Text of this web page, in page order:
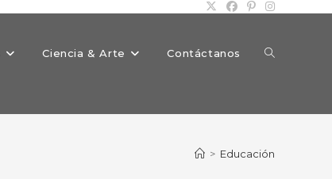
Ciencia & Arte Contáctanos Alternar
> Educación